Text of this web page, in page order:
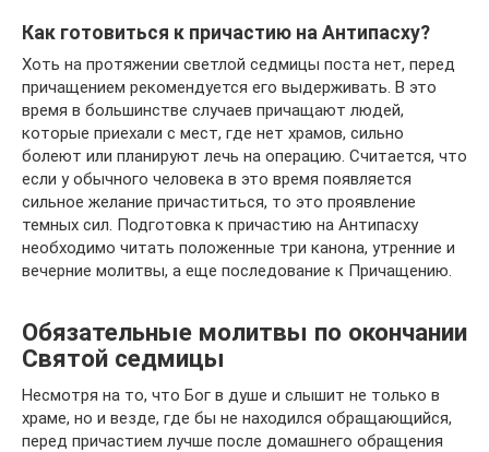
Как готовиться к причастию на Антипасху?
Хоть на протяжении светлой седмицы поста нет, перед
причащением рекомендуется его выдерживать. В это
время в большинстве случаев причащают людей,
которые приехали с мест, где нет храмов, сильно
болеют или планируют лечь на операцию. Считается, что
если у обычного человека в это время появляется
сильное желание причаститься, то это проявление
темных сил. Подготовка к причастию на Антипасху
необходимо читать положенные три канона, утренние и
вечерние молитвы, а еще последование к Причащению.
Обязательные молитвы по окончании
Святой седмицы
Несмотря на то, что Бог в душе и слышит не только в
храме, но и везде, где бы не находился обращающийся,
перед причастием лучше после домашнего обращения